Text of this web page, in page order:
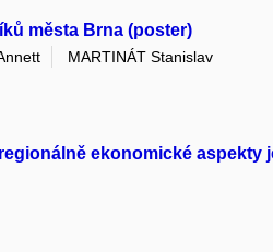
města Brna (poster)
MARTINÁT Stanislav
ekonomické aspekty